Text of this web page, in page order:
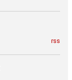
rss